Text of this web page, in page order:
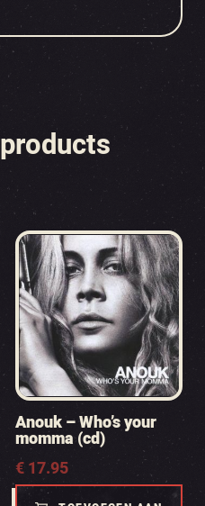
Anouk – Who’s your
momma (cd)
€17.95